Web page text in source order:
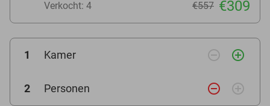
Verkocht: 4 €557 €309
1 Kamer remove_circle_outline add_circle_outline
2 Personen remove_circle_outline add_circle_outline